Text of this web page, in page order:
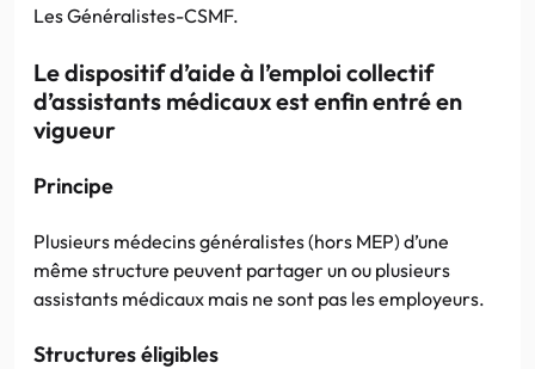
Les Généralistes-CSMF.
Le dispositif d’aide à l’emploi collectif
d’assistants médicaux est enfin entré en
vigueur
Principe
Plusieurs médecins généralistes (hors MEP) d’une
même structure peuvent partager un ou plusieurs
assistants médicaux mais ne sont pas les employeurs.
Structures éligibles